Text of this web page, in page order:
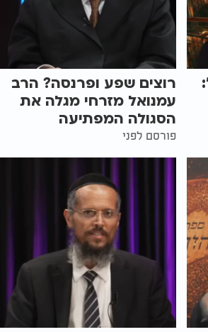
רוצים שפע ופרנסה? הרב
עמנואל מזרחי מגלה את
הסגולה המפתיעה
פורסם לפני